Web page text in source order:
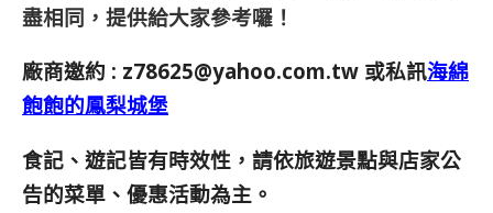
盡相同，提供給大家參考囉！
廠商邀約 : z78625@yahoo.com.tw 或私訊海綿
飽飽的鳳梨城堡
食記、遊記皆有時效性，請依旅遊景點與店家公
告的菜單、優惠活動為主。